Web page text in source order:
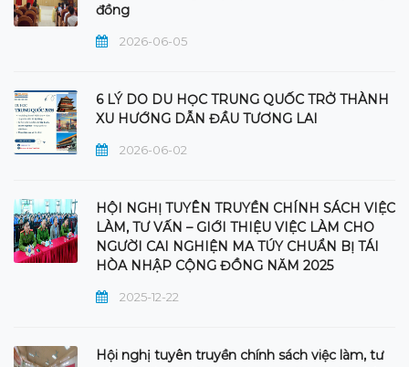
đồng
2026-06-05
6 LÝ DO DU HỌC TRUNG QUỐC TRỞ THÀNH
XU HƯỚNG DẪN ĐẦU TƯƠNG LAI
2026-06-02
HỘI NGHỊ TUYÊN TRUYỀN CHÍNH SÁCH VIỆC
LÀM, TƯ VẤN – GIỚI THIỆU VIỆC LÀM CHO
NGƯỜI CAI NGHIỆN MA TÚY CHUẨN BỊ TÁI
HÒA NHẬP CỘNG ĐỒNG NĂM 2025
2025-12-22
Hội nghị tuyên truyền chính sách việc làm, tư